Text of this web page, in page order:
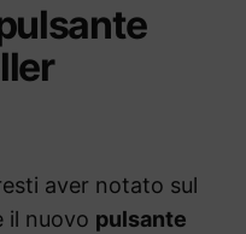
aver notato sul
il nuovo pulsante